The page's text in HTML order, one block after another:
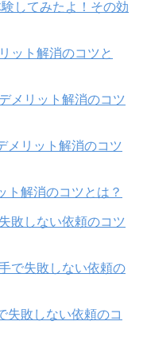
してみたよ！その効
ット解消のコツと
メリット解消のコツ
リット解消のコツ
ト解消のコツとは？
敗しない依頼のコツ
で失敗しない依頼の
失敗しない依頼のコ